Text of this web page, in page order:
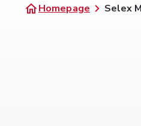
Homepage Selex